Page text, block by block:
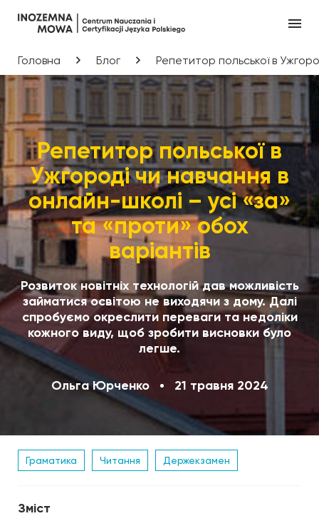
Головна Блог Репетитор польської в
Репетитор польської в
Ужгороді чи навчання в
онлайн-школі – усі «за»
та «проти» обох
варіантів
Розвиток новітніх технологій дав можливість
займатися освітою не виходячи з дому. Далі
спробуємо окреслити переваги та недоліки
кожного виду, щоб зробити висновки було
легше.
Ольга Юрченко 21 травня 2024
Граматика Читання Держекзамен
Зміст